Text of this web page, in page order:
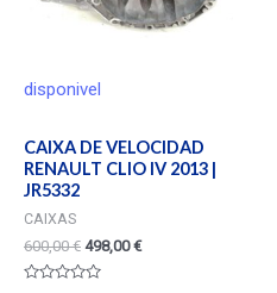
disponivel
CAIXA DE VELOCIDAD
RENAULT CLIO IV 2013 |
JR5332
CAIXAS
600,00€ 498,00€